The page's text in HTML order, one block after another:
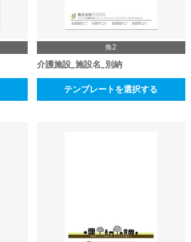
角2
介護施設_施設名_別納
テンプレートを選択する